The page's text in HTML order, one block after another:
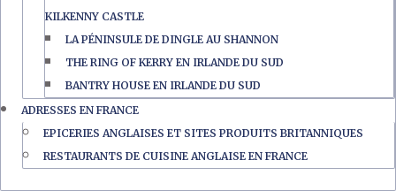
KILKENNY CASTLE
LA PÉNINSULE DE DINGLE AU SHANNON
THE RING OF KERRY EN IRLANDE DU SUD
BANTRY HOUSE EN IRLANDE DU SUD
ADRESSES EN FRANCE
EPICERIES ANGLAISES ET SITES PRODUITS BRITANNIQUES
RESTAURANTS DE CUISINE ANGLAISE EN FRANCE